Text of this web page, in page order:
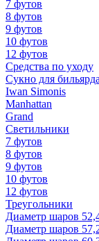
7 футов
8 футов
9 футов
10 футов
12 футов
Средства по уходу
Сукно для бильярда
Iwan Simonis
Manhattan
Grand
Светильники
7 футов
8 футов
9 футов
10 футов
12 футов
Треугольники
Диаметр шаров
Диаметр шаров